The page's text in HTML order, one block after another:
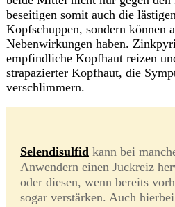
beseitigen somit auch die lästigen
Kopfschuppen, sondern können
Nebenwirkungen haben.
empfindliche Kopfhaut reizen
strapazierter Kopfhaut, die
verschlimmern.
Selendisulfid kann bei
Anwendern einen Juckreiz
oder diesen, wenn bereits
sogar verstärken. Auch